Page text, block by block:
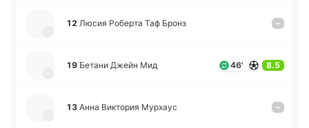
12 Люсия Ро­бе­рта Таф Бронз –
19 Бетани Джейн Мид 46' 8.5
13 Анна Ви­кто­рия Му­рхаус –